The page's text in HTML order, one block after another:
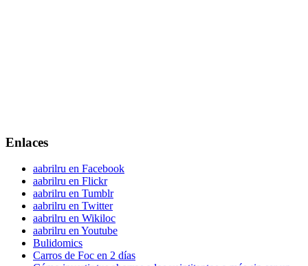
Enlaces
aabrilru en Facebook
aabrilru en Flickr
aabrilru en Tumblr
aabrilru en Twitter
aabrilru en Wikiloc
aabrilru en Youtube
Bulidomics
Carros de Foc en 2 días